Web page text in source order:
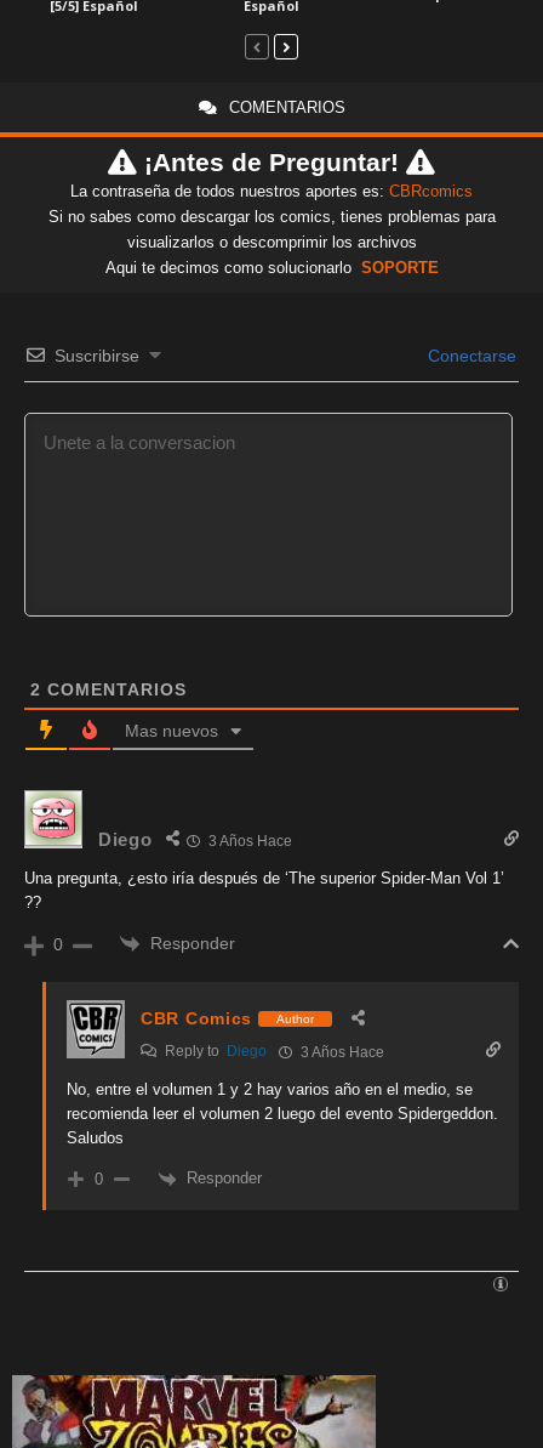
[5/5] Español
Español
COMENTARIOS
¡Antes de Preguntar!
La contraseña de todos nuestros aportes es: CBRcomics
Si no sabes como descargar los comics, tienes problemas para
visualizarlos o descomprimir los archivos
Aqui te decimos como solucionarlo SOPORTE
Suscribirse Conectarse
2 COMENTARIOS
Mas nuevos
Diego 3 Años Hace
Una pregunta, ¿esto iría después de ‘The superior Spider-Man Vol 1’
??
0 Responder
CBR Comics Author
Reply to Diego 3 Años Hace
No, entre el volumen 1 y 2 hay varios año en el medio, se
recomienda leer el volumen 2 luego del evento Spidergeddon.
Saludos
0 Responder